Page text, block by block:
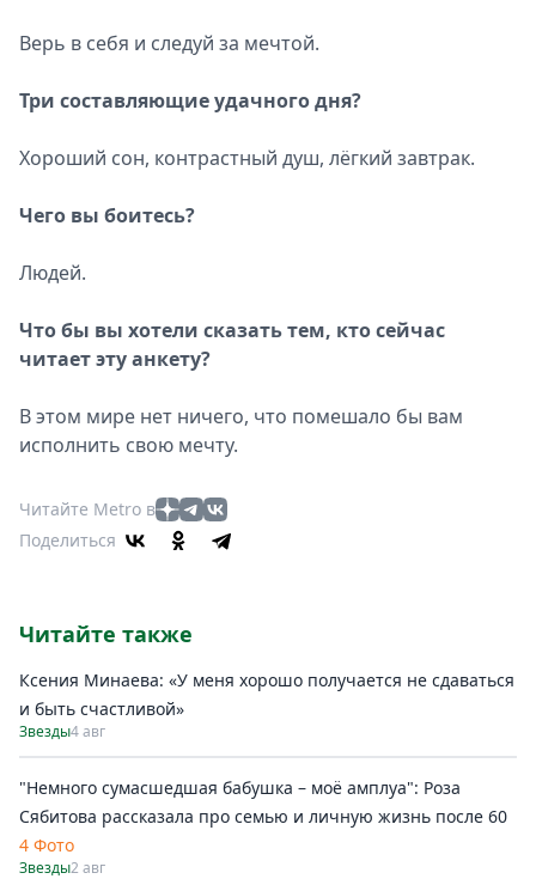
Верь в себя и следуй за мечтой.
Три составляющие удачного дня?
Хороший сон, контрастный душ, лёгкий завтрак.
Чего вы боитесь?
Людей.
Что бы вы хотели сказать тем, кто сейчас
читает эту анкету?
В этом мире нет ничего, что помешало бы вам
исполнить свою мечту.
Читайте Metro в
Поделиться
Читайте также
Ксения Минаева: «У меня хорошо получается не сдаваться
и быть счастливой»
Звезды4 авг
"Немного сумасшедшая бабушка – моё амплуа": Роза
Сябитова рассказала про семью и личную жизнь после 60
4 Фото
Звезды2 авг